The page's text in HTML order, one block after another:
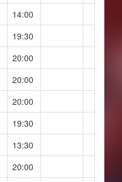
14:00
19:30
20:00
20:00
20:00
19:30
13:30
20:00